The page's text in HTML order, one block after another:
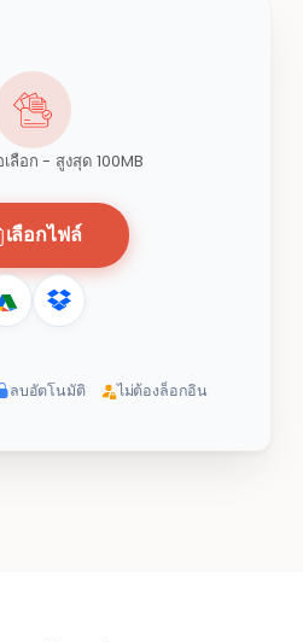
ลือก - สูงสุด 100MB
เลือกไฟล์
ลบอัตโนมัติ ไม่ต้องล็อกอิน